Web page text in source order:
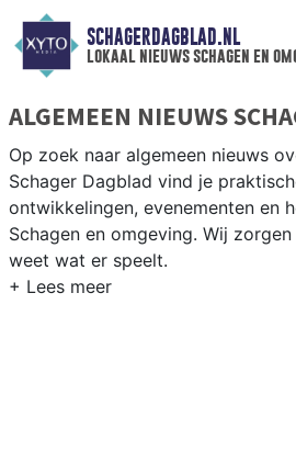
SCHAGERDAGBLAD.NL
lokaal nieuws schagen en
ALGEMEEN NIEUWS
Op zoek naar algemeen nieuws
Schager Dagblad vind je
ontwikkelingen, evenementen en
Schagen en omgeving. Wij
weet wat er speelt.